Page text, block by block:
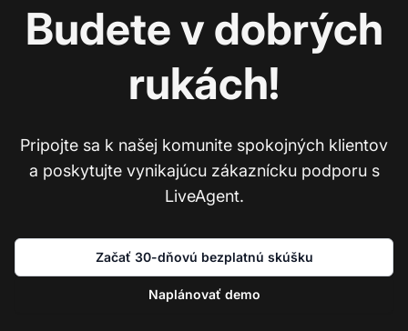
Budete v dobrých
rukách!
Pripojte sa k našej komunite spokojných klientov
a poskytujte vynikajúcu zákaznícku podporu s
LiveAgent.
Začať 30-dňovú bezplatnú skúšku
Naplánovať demo